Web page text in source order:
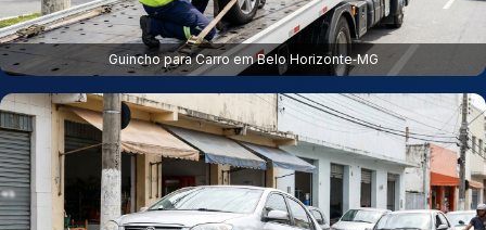
Guincho para Carro em Belo Horizonte‑MG